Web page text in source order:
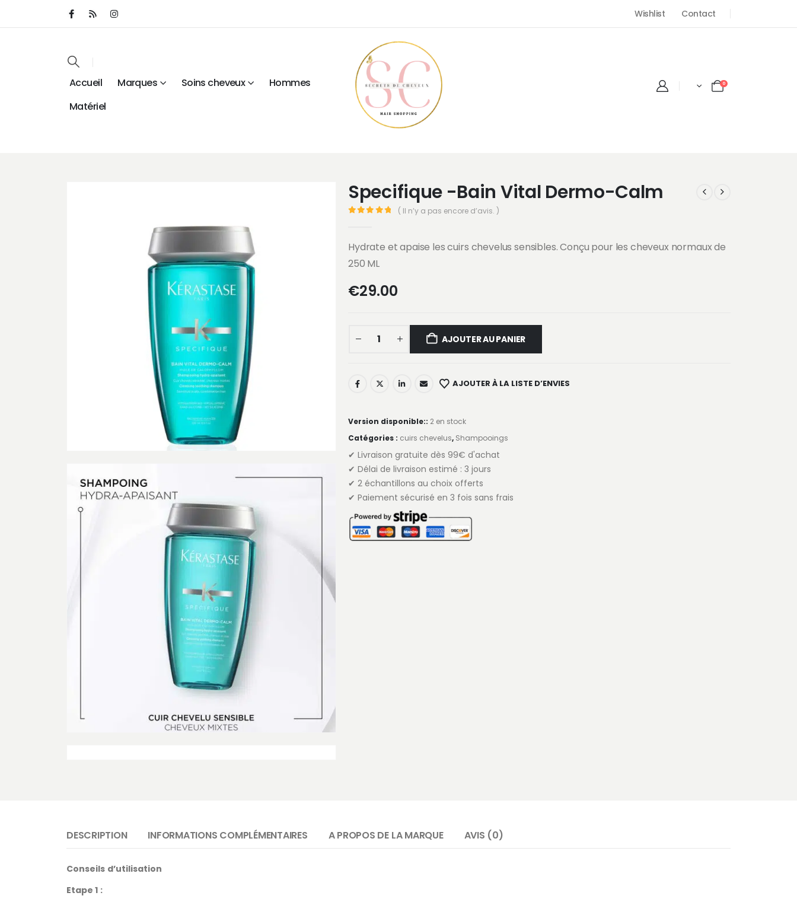
Wishlist Contact
Accueil Marques Soins cheveux
Hommes
Matériel
0
Specifique -Bain Vital Dermo-Calm
( Il n’y a pas encore d’avis. )
Hydrate et apaise les cuirs chevelus sensibles. Conçu pour les cheveux normaux de
250 ML
€29.00
AJOUTER AU PANIER
AJOUTER À LA LISTE D’ENVIES
Version disponible:: 2 en stock
Catégories : cuirs chevelus, Shampooings
✔ Livraison gratuite dès 99€ d'achat
✔ Délai de livraison estimé : 3 jours
✔ 2 échantillons au choix offerts
✔ Paiement sécurisé en 3 fois sans frais
DESCRIPTION INFORMATIONS COMPLÉMENTAIRES A PROPOS DE LA MARQUE AVIS (0)
Conseils d’utilisation
Etape 1 :